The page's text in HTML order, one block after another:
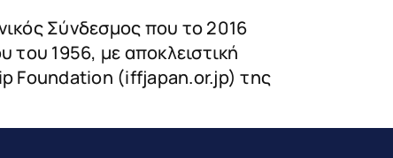
Σύνδεσμος που το 2016
του 1956, με αποκλειστική
Foundation (iffjapan.or.jp) της